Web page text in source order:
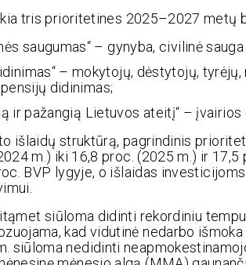
tris prioritetines 2025–2027 metų
saugumas“ – gynyba, civilinė sauga
– mokytojų, dėstytojų,
didinimas;
ir pažangią Lietuvos ateitį“ –
išlaidų struktūrą, pagrindinis
m.) iki 16,8 proc. (2025 m.) ir
BVP lygyje, o išlaidas
siūloma didinti rekordiniu
kad vidutinė nedarbo
siūloma nedidinti